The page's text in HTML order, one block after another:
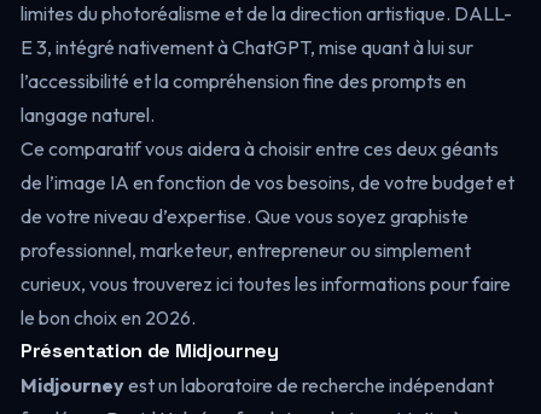
limites du photoréalisme et de la direction artistique. DALL-
E 3, intégré nativement à ChatGPT, mise quant à lui sur
l’accessibilité et la compréhension fine des prompts en
langage naturel.
Ce comparatif vous aidera à choisir entre ces deux géants
de l’image IA en fonction de vos besoins, de votre budget et
de votre niveau d’expertise. Que vous soyez graphiste
professionnel, marketeur, entrepreneur ou simplement
curieux, vous trouverez ici toutes les informations pour faire
le bon choix en 2026.
Présentation de Midjourney
Midjourneyest un laboratoire de recherche indépendant